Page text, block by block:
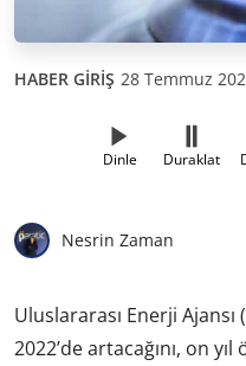
HABER GİRİŞ 28 Temmuz
Dinle Duraklat
Nesrin Zaman
Uluslararası Enerji
2022’de artacağını, on